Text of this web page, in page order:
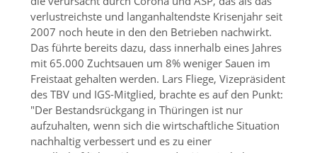
verlustreichste und langanhaltendste Krisenjahr seit
2007 noch heute in den den Betrieben nachwirkt.
Das führte bereits dazu, dass innerhalb eines Jahres
mit 65.000 Zuchtsauen um 8% weniger Sauen im
Freistaat gehalten werden. Lars Fliege, Vizepräsident
des TBV und IGS-Mitglied, brachte es auf den Punkt:
Der Bestandsrückgang in Thüringen ist nur
aufzuhalten, wenn sich die wirtschaftliche Situation
nachhaltig verbessert und es zu einer